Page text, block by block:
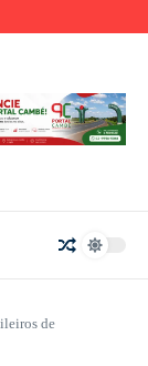
neste
na Amazônia
de